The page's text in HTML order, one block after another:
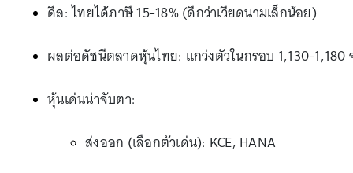
ดีล: ไทยได้ภาษี 15-18% (ดีกว่าเวียดนามเล็กน้อย)
ผลต่อดัชนีตลาดหุ้นไทย: แกว่งตัวในกรอบ 1,130-1,180
หุ้นเด่นน่าจับตา:
ส่งออก (เลือกตัวเด่น): KCE, HANA